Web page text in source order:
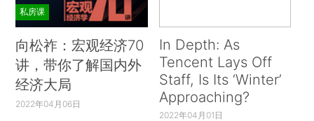
私房课
向松祚：宏观经济70
讲，带你了解国内外
经济大局
2022年04月06日
In Depth: As
Tencent Lays Off
Staff, Is Its ‘Winter’
Approaching?
2022年04月01日